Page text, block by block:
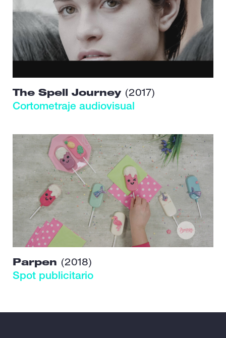
The Spell Journey (2017)
Cortometraje audiovisual
Parpen (2018)
Spot publicitario